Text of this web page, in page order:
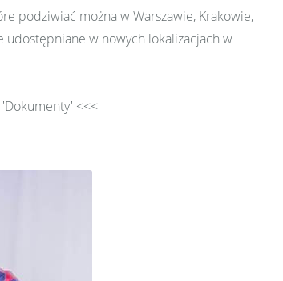
podziwiać można w Warszawie, Krakowie,
udostępniane w nowych lokalizacjach w
<<<